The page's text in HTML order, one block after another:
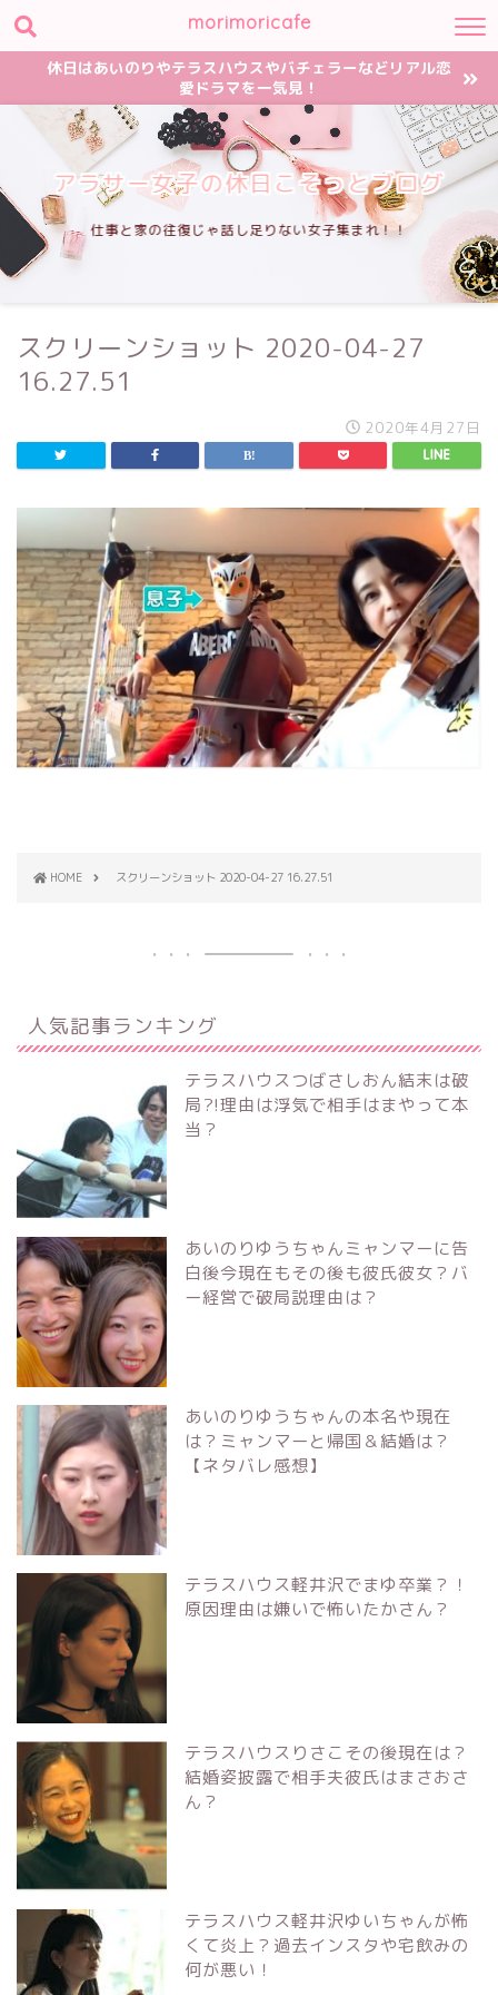
morimoricafe
休日はあいのりやテラスハウスやバチェラーなどリアル恋
愛ドラマを一気見！
アラサー女子の休日こそっとブログ
仕事と家の往復じゃ話し足りない女子集まれ！！
スクリーンショット 2020-04-27
16.27.51
2020年4月27日
HOME スクリーンショット 2020-04-27 16.27.51
人気記事ランキング
テラスハウスつばさしおん結末は破
局?!理由は浮気で相手はまやって本
当？
あいのりゆうちゃんミャンマーに告
白後今現在もその後も彼氏彼女？バ
ー経営で破局説理由は？
あいのりゆうちゃんの本名や現在
は？ミャンマーと帰国＆結婚は？
【ネタバレ感想】
テラスハウス軽井沢でまゆ卒業？！
原因理由は嫌いで怖いたかさん？
テラスハウスりさこその後現在は？
結婚姿披露で相手夫彼氏はまさおさ
ん？
テラスハウス軽井沢ゆいちゃんが怖
くて炎上？過去インスタや宅飲みの
何が悪い！